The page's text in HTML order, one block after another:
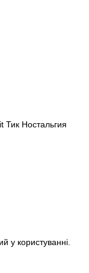
Тик Ностальгия
у користуванні.